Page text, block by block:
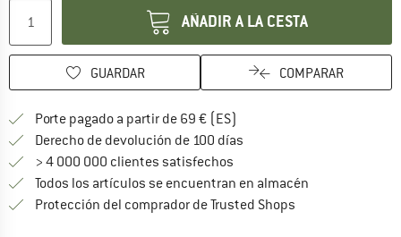
AÑADIR A LA CESTA
GUARDAR COMPARAR
Porte pagado a partir de 69 € (ES)
Derecho de devolución de 100 días
> 4 000 000 clientes satisfechos
Todos los artículos se encuentran en almacén
Protección del comprador de Trusted Shops